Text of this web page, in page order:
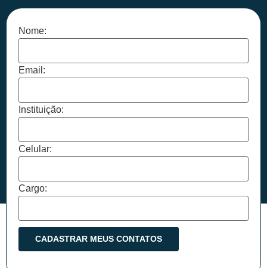
Nome:
Email:
Instituição:
Celular:
Cargo: